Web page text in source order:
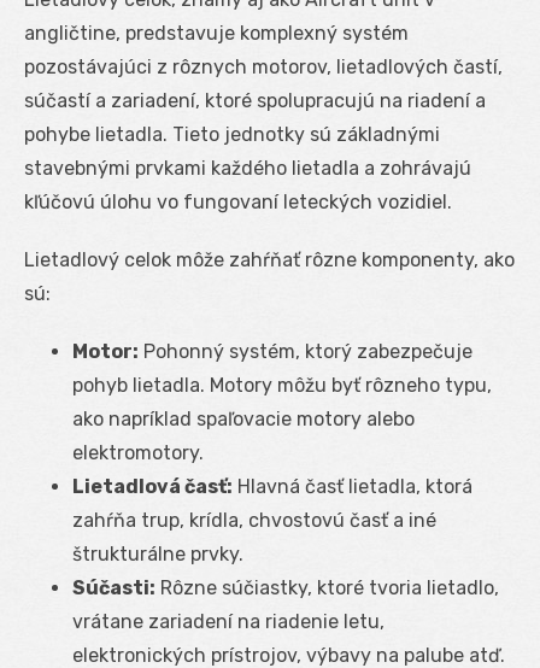
angličtine, predstavuje komplexný systém
pozostávajúci z rôznych motorov, lietadlových častí,
súčastí a zariadení, ktoré spolupracujú na riadení a
pohybe lietadla. Tieto jednotky sú základnými
stavebnými prvkami každého lietadla a zohrávajú
kľúčovú úlohu vo fungovaní leteckých vozidiel.
Lietadlový celok môže zahŕňať rôzne komponenty, ako
sú:
Motor: Pohonný systém, ktorý zabezpečuje
pohyb lietadla. Motory môžu byť rôzneho typu,
ako napríklad spaľovacie motory alebo
elektromotory.
Lietadlová časť: Hlavná časť lietadla, ktorá
zahŕňa trup, krídla, chvostovú časť a iné
štrukturálne prvky.
Súčasti: Rôzne súčiastky, ktoré tvoria lietadlo,
vrátane zariadení na riadenie letu,
elektronických prístrojov, výbavy na palube atď.